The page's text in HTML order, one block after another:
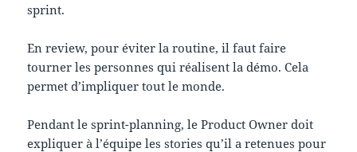
sprint.
En review, pour éviter la routine, il faut faire
tourner les personnes qui réalisent la démo. Cela
permet d’impliquer tout le monde.
Pendant le sprint-planning, le Product Owner doit
expliquer à l’équipe les stories qu’il a retenues pour